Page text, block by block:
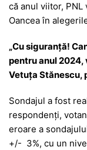
că anul viitor, PNL
Oancea în
„Cu siguranță!
pentru anul 2024,
Vetuța Stănescu,
Sondajul a fost
respondenți,
eroare a
+/- 3%, cu un